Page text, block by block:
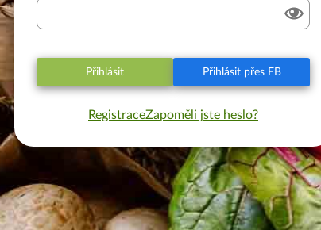
Přihlásit Přihlásit přes FB
RegistraceZapoměli jste heslo?